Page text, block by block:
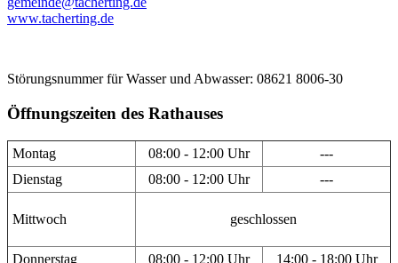
www.tacherting.de
Störungsnummer für Wasser und Abwasser: 08621 8006-30
Öffnungszeiten des Rathauses
Montag 08:00 - 12:00 Uhr
---
Dienstag
08:00 - 12:00 Uhr ---
Mittwoch geschlossen
Donnerstag 08:00 - 12:00 Uhr
14:00 - 18:00 Uhr